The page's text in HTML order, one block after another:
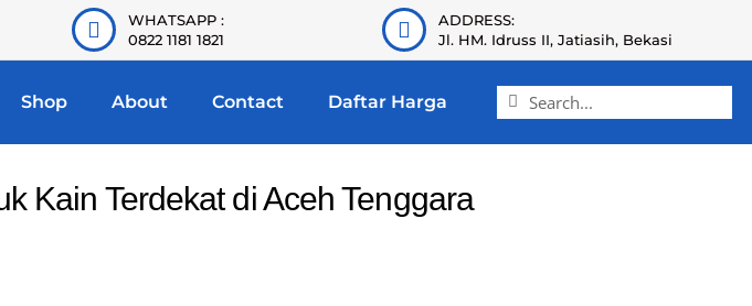
WHATSAPP :
0822 1181 1821
ADDRESS:
Jl. HM. Idruss II, Jatiasih, Bekasi
Shop About Contact Daftar Harga
Kain Terdekat di Aceh Tenggara